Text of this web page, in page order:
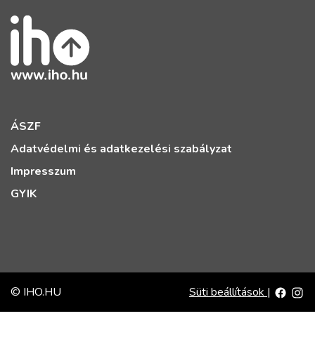
ÁSZF
Adatvédelmi és adatkezelési szabályzat
Impresszum
GYIK
© IHO.HU Süti beállítások |